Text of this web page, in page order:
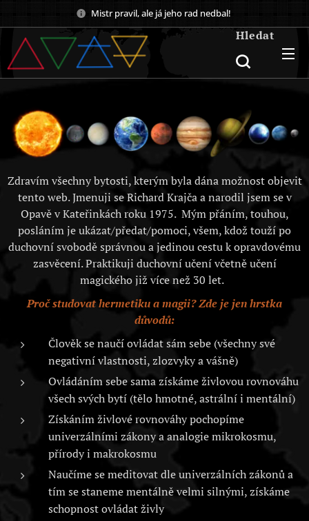
Mistr pravil, ale já jeho rad nedbal!
Hledat
Zdravím všechny bytosti, kterým byla dána možnost objevit
tento web. Jmenuji se Richard Krajča a narodil jsem se v
Opavě v Kateřinkách roku 1975. Mým přáním, touhou,
posláním je ukázat/předat/pomoci, všem, kdož touží po
duchovní svobodě správnou a jedinou cestu k opravdovému
zasvěcení. Praktikuji duchovní učení včetně učení
magického již více než 30 let.
Proč studovat hermetiku a magii? Zde je jen hrstka
důvodů:
Člověk se naučí ovládat sám sebe (všechny své
negativní vlastnosti, zlozvyky a vášně)
Ovládáním sebe sama získáme živlovou rovnováhu
všech svých bytí (tělo hmotné, astrální i mentální)
Získáním živlové rovnováhy pochopíme
univerzálními zákony a analogie mikrokosmu,
přírody i makrokosmu
Naučíme se meditovat dle univerzálních zákonů a
tím se staneme mentálně velmi silnými, získáme
schopnost ovládat živly